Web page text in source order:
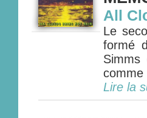
All
Le
formé
Simms
Lire la